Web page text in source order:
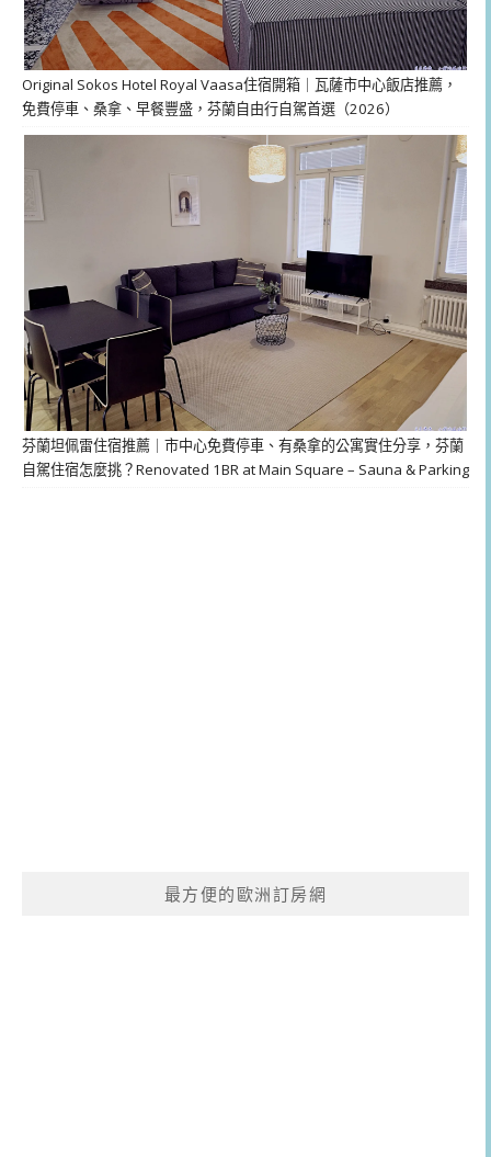
Original Sokos Hotel Royal Vaasa住宿開箱｜瓦薩市中心飯店推薦，
免費停車、桑拿、早餐豐盛，芬蘭自由行自駕首選（2026）
芬蘭坦佩雷住宿推薦｜市中心免費停車、有桑拿的公寓實住分享，芬蘭
自駕住宿怎麼挑？Renovated 1BR at Main Square – Sauna & Parking
最方便的歐洲訂房網